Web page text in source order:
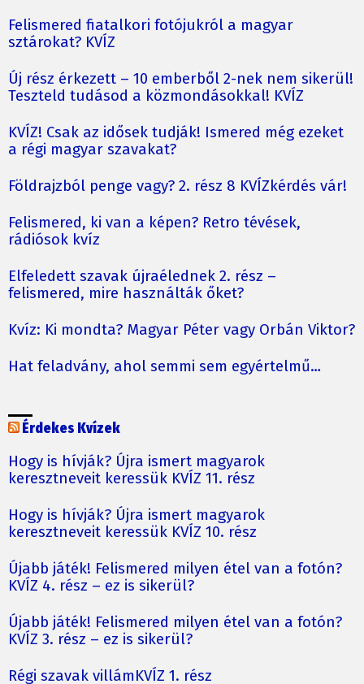
Felismered fiatalkori fotójukról a magyar
sztárokat? KVÍZ
Új rész érkezett – 10 emberből 2-nek nem sikerül!
Teszteld tudásod a közmondásokkal! KVÍZ
KVÍZ! Csak az idősek tudják! Ismered még ezeket
a régi magyar szavakat?
Földrajzból penge vagy? 2. rész 8 KVÍZkérdés vár!
Felismered, ki van a képen? Retro tévések,
rádiósok kvíz
Elfeledett szavak újraélednek 2. rész –
felismered, mire használták őket?
Kvíz: Ki mondta? Magyar Péter vagy Orbán Viktor?
Hat feladvány, ahol semmi sem egyértelmű…
Érdekes Kvízek
Hogy is hívják? Újra ismert magyarok
keresztneveit keressük KVÍZ 11. rész
Hogy is hívják? Újra ismert magyarok
keresztneveit keressük KVÍZ 10. rész
Újabb játék! Felismered milyen étel van a fotón?
KVÍZ 4. rész – ez is sikerül?
Újabb játék! Felismered milyen étel van a fotón?
KVÍZ 3. rész – ez is sikerül?
Régi szavak villámKVÍZ 1. rész